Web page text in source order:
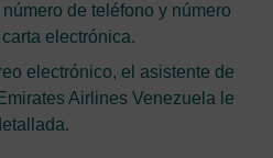
de teléfono y número
electrónica.
electrónico, el asistente de
Airlines Venezuela le